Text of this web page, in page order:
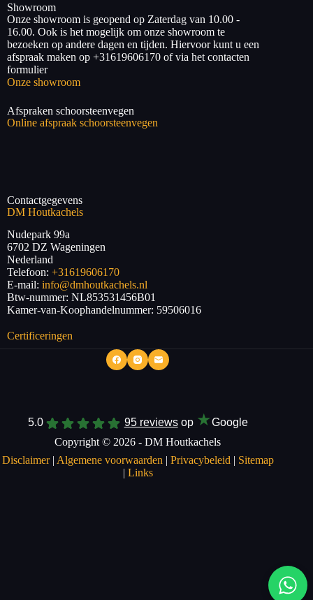
Showroom
Onze showroom is geopend op Zaterdag van 10.00 -
16.00. Ook is het mogelijk om onze showroom te
bezoeken op andere dagen en tijden. Hiervoor kunt u een
afspraak maken op +31619606170 of via het contacten
formulier
Onze showroom
Afspraken schoorsteenvegen
Online afspraak schoorsteenvegen
Contactgegevens
DM Houtkachels
Nudepark 99a
6702 DZ Wageningen
Nederland
Telefoon: +31619606170
E-mail: info@dmhoutkachels.nl
Btw-nummer: NL853531456B01
Kamer-van-Koophandelnummer: 59506016
Certificeringen
5.0 95 reviewsop ★Google
Copyright © 2026 - DM Houtkachels
Disclaimer| Algemene voorwaarden| Privacybeleid| Sitemap
Links